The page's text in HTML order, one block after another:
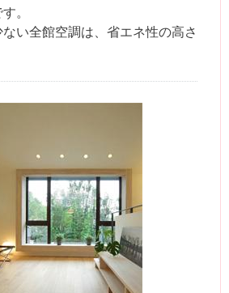
。
い全館空調は、省エネ性の高さ